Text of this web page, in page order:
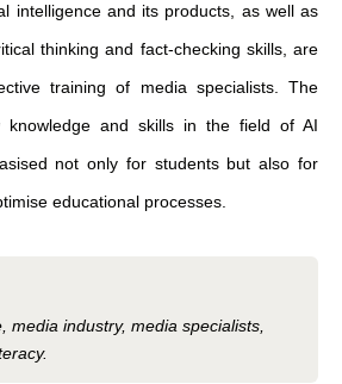
intelligence and its products, as well as
thinking and fact-checking skills, are
training of media specialists. The
knowledge and skills in the field of AI
not only for students but also for
educational processes.
media industry, media specialists,